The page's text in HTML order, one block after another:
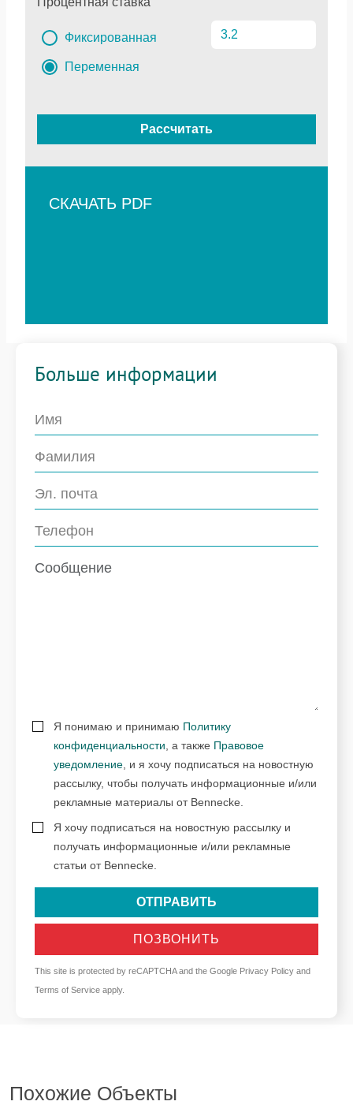
Фиксированная
Переменная
Рассчитать
СКАЧАТЬ PDF
Больше информации
Я понимаю и принимаю Политику
конфиденциальности , а также Правовое
уведомление , и я хочу подписаться на новостную
рассылку, чтобы получать информационные и/или
рекламные материалы от Bennecke.
Я хочу подписаться на новостную рассылку и
получать информационные и/или рекламные
статьи от Bennecke.
ОТПРАВИТЬ
ПОЗВОНИТЬ
This site is protected by reCAPTCHA and the Google Privacy Policy and
Terms of Service apply.
Похожие Объекты